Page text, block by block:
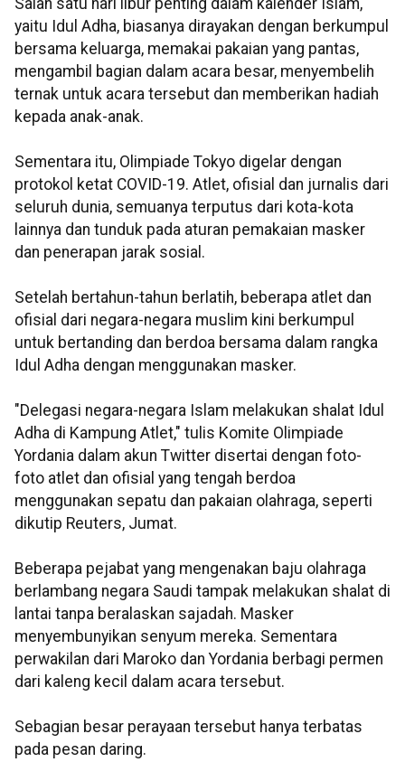
Salah satu hari libur penting dalam kalender Islam,
yaitu Idul Adha, biasanya dirayakan dengan berkumpul
bersama keluarga, memakai pakaian yang pantas,
mengambil bagian dalam acara besar, menyembelih
ternak untuk acara tersebut dan memberikan hadiah
kepada anak-anak.
Sementara itu, Olimpiade Tokyo digelar dengan
protokol ketat COVID-19. Atlet, ofisial dan jurnalis dari
seluruh dunia, semuanya terputus dari kota-kota
lainnya dan tunduk pada aturan pemakaian masker
dan penerapan jarak sosial.
Setelah bertahun-tahun berlatih, beberapa atlet dan
ofisial dari negara-negara muslim kini berkumpul
untuk bertanding dan berdoa bersama dalam rangka
Idul Adha dengan menggunakan masker.
"Delegasi negara-negara Islam melakukan shalat Idul
Adha di Kampung Atlet," tulis Komite Olimpiade
Yordania dalam akun Twitter disertai dengan foto-
foto atlet dan ofisial yang tengah berdoa
menggunakan sepatu dan pakaian olahraga, seperti
dikutip Reuters, Jumat.
Beberapa pejabat yang mengenakan baju olahraga
berlambang negara Saudi tampak melakukan shalat di
lantai tanpa beralaskan sajadah. Masker
menyembunyikan senyum mereka. Sementara
perwakilan dari Maroko dan Yordania berbagi permen
dari kaleng kecil dalam acara tersebut.
Sebagian besar perayaan tersebut hanya terbatas
pada pesan daring.